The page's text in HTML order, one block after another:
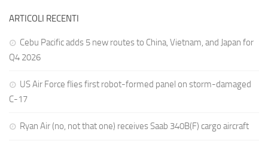
ARTICOLI RECENTI
Cebu Pacific adds 5 new routes to China, Vietnam, and Japan for
Q4 2026
US Air Force flies first robot-formed panel on storm-damaged
C-17
Ryan Air (no, not that one) receives Saab 340B(F) cargo aircraft